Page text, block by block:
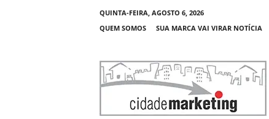
QUINTA-FEIRA, AGOSTO 6, 2026
QUEM SOMOS
SUA MARCA VAI VIRAR NOTÍCIA
C
d